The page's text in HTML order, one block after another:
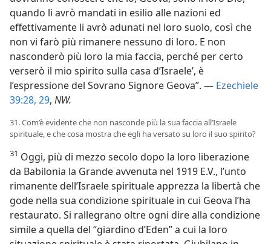
quando li avrò mandati in esilio alle nazioni ed
effettivamente li avrò adunati nel loro suolo, così che
non vi farò più rimanere nessuno di loro. E non
nasconderò più loro la mia faccia, perché per certo
verserò il mio spirito sulla casa d’Israele’, è
l’espressione del Sovrano Signore Geova”. — Ezechiele
39:28, 29, NW.
31. Com’è evidente che non nasconde più la sua faccia all’Israele
spirituale, e che cosa mostra che egli ha versato su loro il suo spirito?
31 Oggi, più di mezzo secolo dopo la loro liberazione
da Babilonia la Grande avvenuta nel 1919 E.V., l’unto
rimanente dell’Israele spirituale apprezza la libertà che
gode nella sua condizione spirituale in cui Geova l’ha
restaurato. Si rallegrano oltre ogni dire alla condizione
simile a quella del “giardino d’Eden” a cui la loro